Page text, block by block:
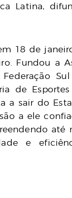
Latina,
18 de
Fundou a
de
a sair do
a ele
e